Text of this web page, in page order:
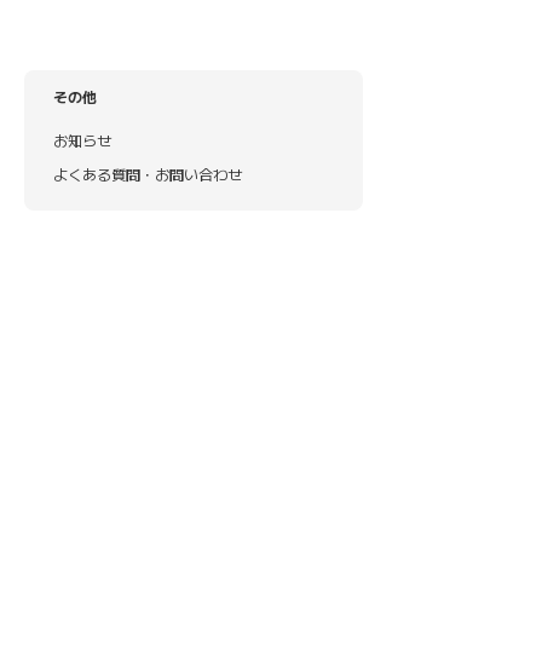
その他
お知らせ
よくある質問・お問い合わせ